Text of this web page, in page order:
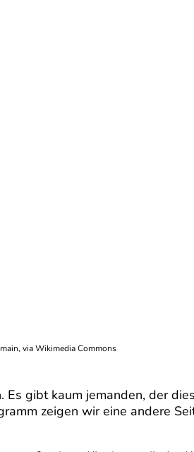
via Wikimedia Commons
gibt kaum jemanden, der
zeigen wir eine andere